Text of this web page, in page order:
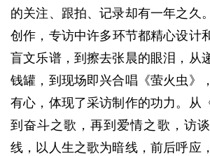
的关注、跟拍、记录却有一年之久
创作，专访中许多环节都精心设
盲文乐谱，到擦去张晨的眼泪，从
钱罐，到现场即兴合唱《萤火虫》
有心，体现了采访制作的功力。从
到奋斗之歌，再到爱情之歌，访
线，以人生之歌为暗线，前后呼应